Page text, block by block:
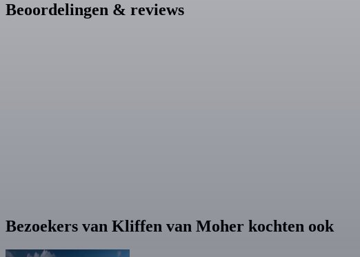
Beoordelingen & reviews
Bezoekers van Kliffen van Moher kochten ook